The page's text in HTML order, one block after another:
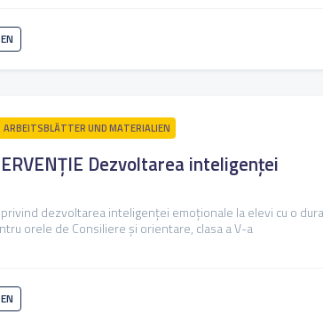
ARBEITSBLÄTTER UND MATERIALIEN
Dezvoltarea inteligenței
dezvoltarea inteligenței emoționale la elevi cu o
orele de Consiliere și orientare, clasa a V-a